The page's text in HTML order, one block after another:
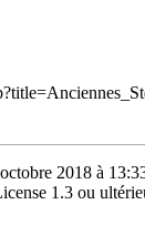
2018 à
1.3 ou